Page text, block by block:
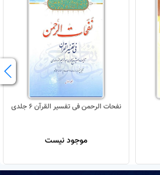
نفحات الرحمن فی تفسیر القرآن 6 جلدی
موجود نیست